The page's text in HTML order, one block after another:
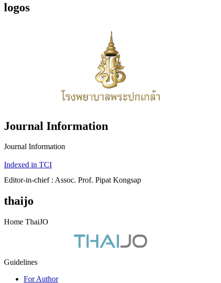
logos
Journal Information
Journal Information
Indexed in TCI
Editor-in-chief : Assoc. Prof. Pipat Kongsap
thaijo
Home ThaiJO
Guidelines
For Author